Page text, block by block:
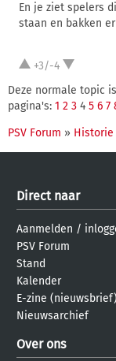
En je ziet spelers
staan en bakken
+3/-4
Deze normale topic
pagina's: 1 2 3 4 5 6 7
PSV Forum » Historie
Direct naar
Aanmelden /
PSV Forum
Stand
Kalender
E-zine (nieuwsbrief)
Nieuwsarchief
Over ons